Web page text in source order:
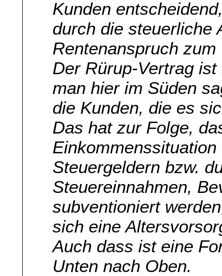
Kunden
durch die steuerliche
Rentenanspruch zum
Der Rürup-Vertrag ist
man hier im Süden
die Kunden, die es
Das hat zur Folge,
Steuergeldern bzw.
Steuereinnahmen,
subventioniert
sich eine
Auch dass ist eine
Unten nach Oben.